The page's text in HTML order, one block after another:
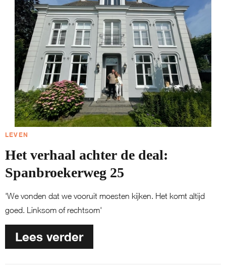
LEVEN
Het verhaal achter de deal:
Spanbroekerweg 25
'We vonden dat we vooruit moesten kijken. Het komt altijd
goed. Linksom of rechtsom'
Lees verder